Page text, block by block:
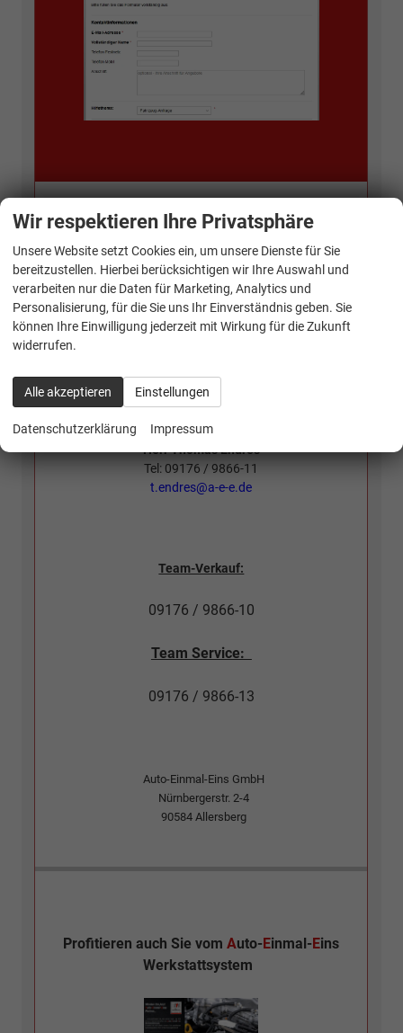
Kontakt Verkauf:
Herr Thomas Endres
Tel: 09176 / 9866-11
t.endres@a-e-e.de
Team-Verkauf:
09176 / 9866-10
Team Service:
09176 / 9866-13
Auto-Einmal-Eins GmbH
Nürnbergerstr. 2-4
90584 Allersberg
Profitieren auch Sie vomAuto-Einmal-Eins
Werkstattsystem
Wir respektieren Ihre Privatsphäre
Unsere Website setzt Cookies ein, um unsere Dienste für Sie
bereitzustellen. Hierbei berücksichtigen wir Ihre Auswahl und
verarbeiten nur die Daten für Marketing, Analytics und
Personalisierung, für die Sie uns Ihr Einverständnis geben. Sie
können Ihre Einwilligung jederzeit mit Wirkung für die Zukunft
widerrufen.
Alle akzeptieren Einstellungen
Datenschutzerklärung Impressum